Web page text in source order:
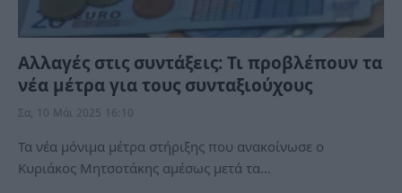
Αλλαγές στις συντάξεις: Τι προβλέπουν τα
νέα μέτρα για τους συνταξιούχους
Σα, 10 Μάι 2025 16:10
Τα νέα μόνιμα μέτρα στήριξης που ανακοίνωσε ο
Κυριάκος Μητσοτάκης αμέσως μετά τα…